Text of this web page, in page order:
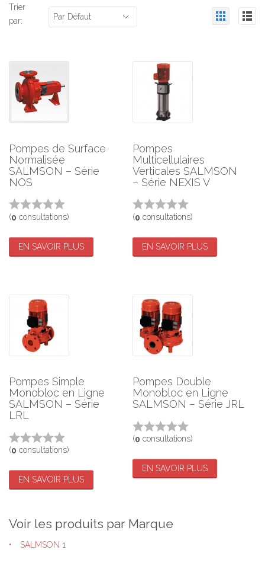
Trier
par:
Par Défaut
Pompes de Surface
Normalisée
SALMSON – Série
NOS
(0 consultations)
EN SAVOIR PLUS
Pompes
Multicellulaires
Verticales SALMSON
– Série NEXIS V
(0 consultations)
EN SAVOIR PLUS
Pompes Simple
Monobloc en Ligne
SALMSON – Série
LRL
(0 consultations)
EN SAVOIR PLUS
Pompes Double
Monobloc en Ligne
SALMSON – Série JRL
(0 consultations)
EN SAVOIR PLUS
Voir les produits par Marque
SALMSON 1